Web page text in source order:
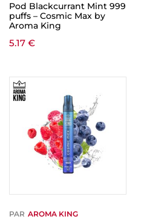
Pod Blackcurrant Mint 999
puffs – Cosmic Max by
Aroma King
5.17 €
PAR AROMA KING